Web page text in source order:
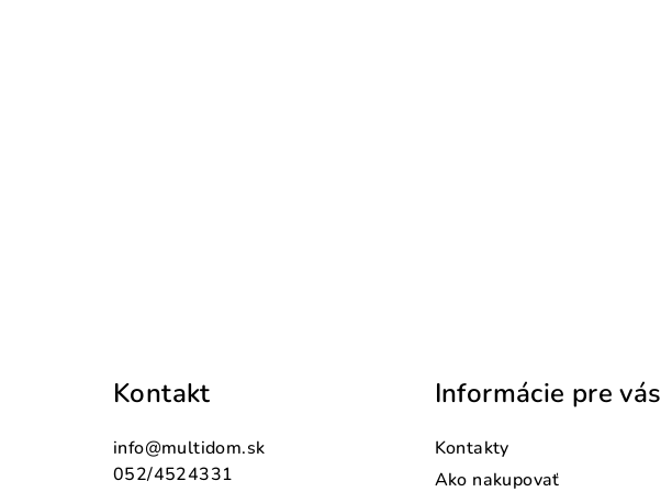
Kontakt
info@multidom.sk
052/4524331
Informácie pre vás
Kontakty
Ako nakupovať